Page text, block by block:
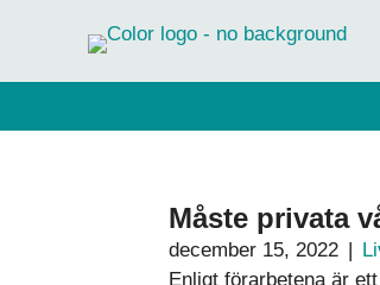
Måste privata
december 15, 2022 |
Enligt förarbetena är